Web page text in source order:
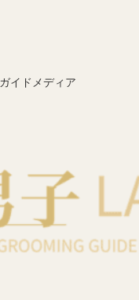
イドメディア